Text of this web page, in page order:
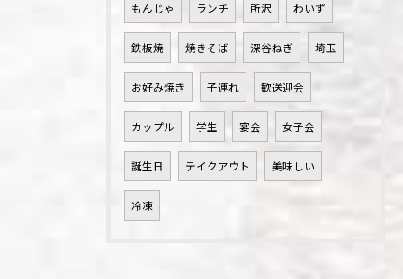
もんじゃ ランチ 所沢 わいず
鉄板焼 焼きそば 深谷ねぎ 埼玉
お好み焼き 子連れ 歓送迎会
カップル 学生 宴会 女子会
誕生日 テイクアウト 美味しい
冷凍